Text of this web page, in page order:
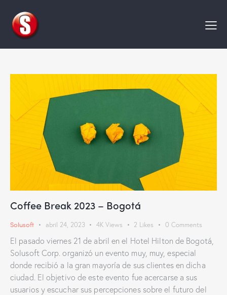
Coffee Break 2023 – Bogotá
Solusoft abril 24, 2023 4K Views 2 Likes 0 Comments
El pasado viernes 21 de abril en el Hotel Hilton de Bogotá,
Solusoft Corp. organizó un evento muy, muy, especial
donde recibió a la gran mayoría de sus clientes en dicha
ciudad. El objetivo de este evento fue acercarse a sus
usuarios y escuchar sus percepciones sobre el futuro del